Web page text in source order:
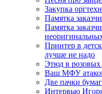
Закупка
Памятка
Памятка
Принтер в
лучше не надо
Этюд в розовых
Ваш МФУ
Две пачки
Интервью